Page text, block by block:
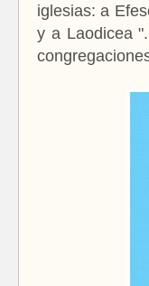
iglesias: a
y a Laodicea